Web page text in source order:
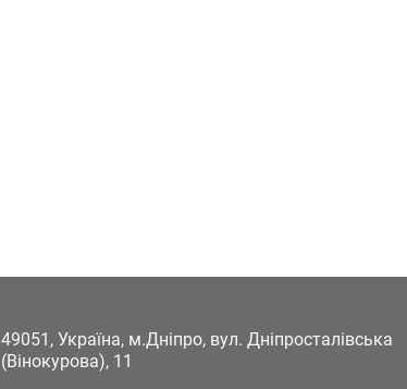
49051, Україна, м.Дніпро, вул. Дніпросталівська
(Вінокурова), 11